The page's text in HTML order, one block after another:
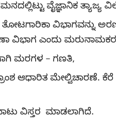
ವೈಜ್ಞಾನಿಕ
ವಿಭಾಗವನ್ನು
ವಿಭಾಗ ಎಂದು
ಮರಗಳ – ಗಣತಿ,
ಆಧಾರಿತ ಮೇಲ್ವಿಚಾರಣೆ.
ವಿಸ್ತರ ಮಾಡಲಾಗಿದೆ.